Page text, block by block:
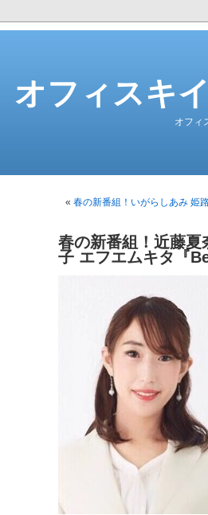
オフィスキ
オフィ
« 春の新番組！いがらしあみ 姫
春の新番組！近藤夏
子 エフエムキタ『